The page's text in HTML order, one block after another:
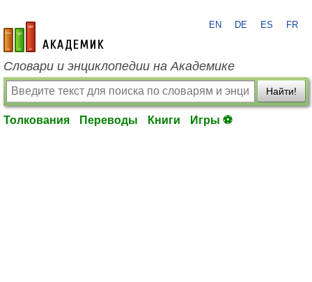
academic.ru
EN DE ES FR
Словари и энциклопедии на Академике
Найти!
Толкования Переводы Книги Игры ⚽